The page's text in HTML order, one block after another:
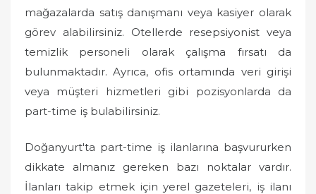
mağazalarda satış danışmanı veya kasiyer olarak
görev alabilirsiniz. Otellerde resepsiyonist veya
temizlik personeli olarak çalışma fırsatı da
bulunmaktadır. Ayrıca, ofis ortamında veri girişi
veya müşteri hizmetleri gibi pozisyonlarda da
part-time iş bulabilirsiniz.
Doğanyurt'ta part-time iş ilanlarına başvururken
dikkate almanız gereken bazı noktalar vardır.
İlanları takip etmek için yerel gazeteleri, iş ilanı